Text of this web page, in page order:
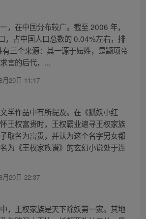
，在中国分布较广。截至 2006 年，
，占中国人口总数的 0.04%左右，排
三个来源：其一源于妘姓，是颛顼帝
言的后代，...
月20日 11:17
学作品中有所提及。在《狐妖小红
王权富贵时，王权霸业遍寻王权家族
取名为富贵，并认为这个名字男女都
为《王权家族谱》的玄幻小说处于连
月20日 22:37
，王权家族是天下除妖第一家。其地